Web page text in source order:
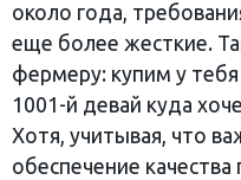
около года,
еще более жесткие.
фермеру: купим у
1001-й девай куда
Хотя, учитывая, что
обеспечение